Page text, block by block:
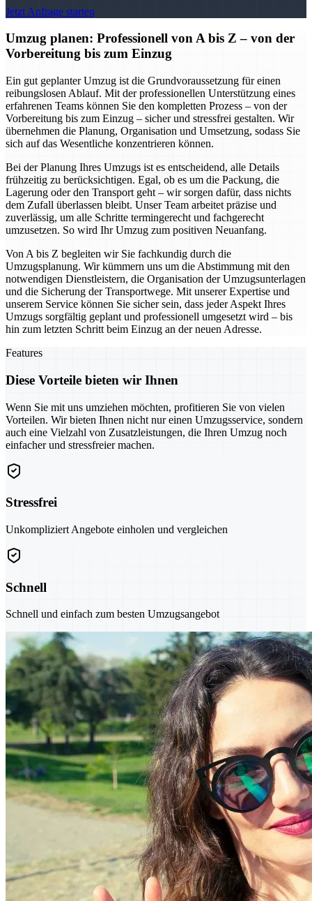
Jetzt Anfrage starten
Umzug planen: Professionell von A bis Z – von der
Vorbereitung bis zum Einzug
Ein gut geplanter Umzug ist die Grundvoraussetzung für einen
reibungslosen Ablauf. Mit der professionellen Unterstützung eines
erfahrenen Teams können Sie den kompletten Prozess – von der
Vorbereitung bis zum Einzug – sicher und stressfrei gestalten. Wir
übernehmen die Planung, Organisation und Umsetzung, sodass Sie
sich auf das Wesentliche konzentrieren können.
Bei der Planung Ihres Umzugs ist es entscheidend, alle Details
frühzeitig zu berücksichtigen. Egal, ob es um die Packung, die
Lagerung oder den Transport geht – wir sorgen dafür, dass nichts
dem Zufall überlassen bleibt. Unser Team arbeitet präzise und
zuverlässig, um alle Schritte termingerecht und fachgerecht
umzusetzen. So wird Ihr Umzug zum positiven Neuanfang.
Von A bis Z begleiten wir Sie fachkundig durch die
Umzugsplanung. Wir kümmern uns um die Abstimmung mit den
notwendigen Dienstleistern, die Organisation der Umzugsunterlagen
und die Sicherung der Transportwege. Mit unserer Expertise und
unserem Service können Sie sicher sein, dass jeder Aspekt Ihres
Umzugs sorgfältig geplant und professionell umgesetzt wird – bis
hin zum letzten Schritt beim Einzug an der neuen Adresse.
Features
Diese Vorteile bieten wir Ihnen
Wenn Sie mit uns umziehen möchten, profitieren Sie von vielen
Vorteilen. Wir bieten Ihnen nicht nur einen Umzugsservice, sondern
auch eine Vielzahl von Zusatzleistungen, die Ihren Umzug noch
einfacher und stressfreier machen.
Stressfrei
Unkompliziert Angebote einholen und vergleichen
Schnell
Schnell und einfach zum besten Umzugsangebot